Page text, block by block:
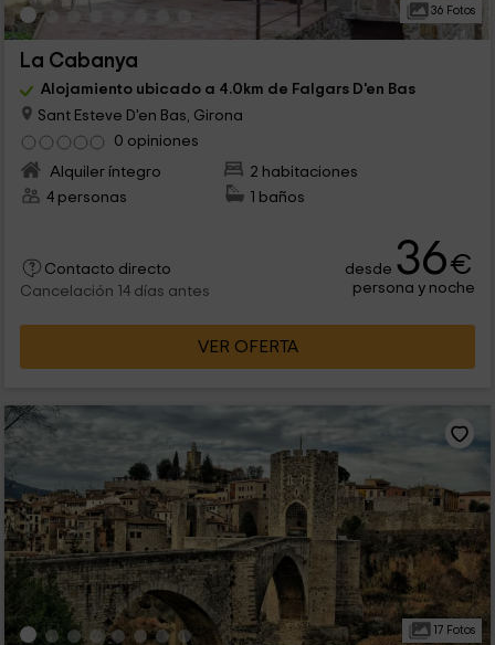
36 Fotos
La Cabanya
Alojamiento ubicado a 4.0km de Falgars D'en Bas
Sant Esteve D'en Bas, Girona
0 opiniones
Alquiler íntegro
2 habitaciones
4 personas
1 baños
Contacto directo
Cancelación 14 días antes
desde 36€
persona y noche
VER OFERTA
17 Fotos